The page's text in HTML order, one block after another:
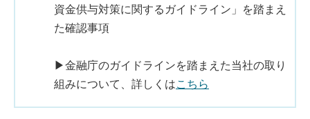
資金供与対策に関するガイドライン」を踏まえ
た確認事項
▶金融庁のガイドラインを踏まえた当社の取り
組みについて、詳しくはこちら